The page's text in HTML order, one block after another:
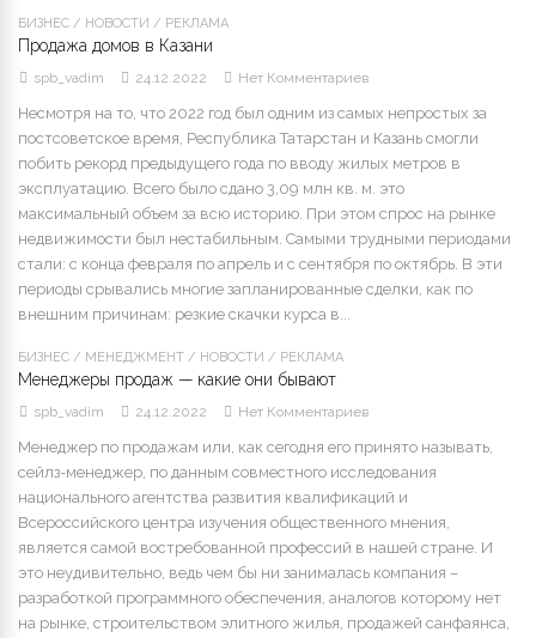
БИЗНЕС / НОВОСТИ / РЕКЛАМА
Продажа домов в Казани
spb_vadim 24.12.2022 Нет Комментариев
Несмотря на то, что 2022 год был одним из самых непростых за
постсоветское время, Республика Татарстан и Казань смогли
побить рекорд предыдущего года по вводу жилых метров в
эксплуатацию. Всего было сдано 3,09 млн кв. м. это
максимальный объем за всю историю. При этом спрос на рынке
недвижимости был нестабильным. Самыми трудными периодами
стали: с конца февраля по апрель и с сентября по октябрь. В эти
периоды срывались многие запланированные сделки, как по
внешним причинам: резкие скачки курса в...
БИЗНЕС / МЕНЕДЖМЕНТ / НОВОСТИ / РЕКЛАМА
Менеджеры продаж — какие они бывают
spb_vadim 24.12.2022 Нет Комментариев
Менеджер по продажам или, как сегодня его принято называть,
сейлз-менеджер, по данным совместного исследования
национального агентства развития квалификаций и
Всероссийского центра изучения общественного мнения,
является самой востребованной профессий в нашей стране. И
это неудивительно, ведь чем бы ни занималась компания –
разработкой программного обеспечения, аналогов которому нет
на рынке, строительством элитного жилья, продажей санфаянса,